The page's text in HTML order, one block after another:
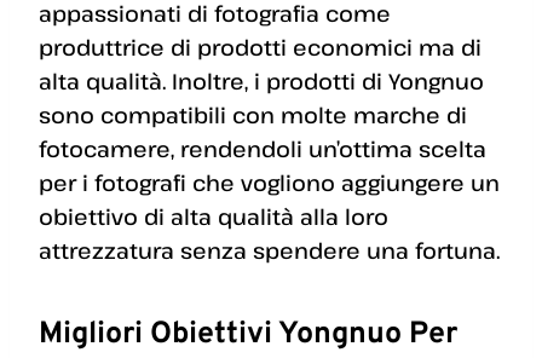
appassionati di fotografia come
produttrice di prodotti economici ma di
alta qualità. Inoltre, i prodotti di Yongnuo
sono compatibili con molte marche di
fotocamere, rendendoli un’ottima scelta
per i fotografi che vogliono aggiungere un
obiettivo di alta qualità alla loro
attrezzatura senza spendere una fortuna.
Migliori Obiettivi Yongnuo Per